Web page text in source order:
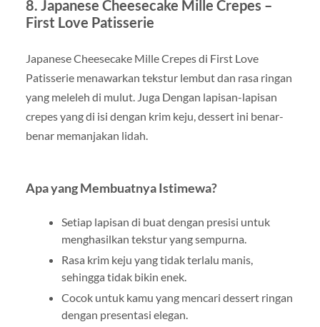
8. Japanese Cheesecake Mille Crepes –
First Love Patisserie
Japanese Cheesecake Mille Crepes di First Love
Patisserie menawarkan tekstur lembut dan rasa ringan
yang meleleh di mulut. Juga Dengan lapisan-lapisan
crepes yang di isi dengan krim keju, dessert ini benar-
benar memanjakan lidah.
Apa yang Membuatnya Istimewa?
Setiap lapisan di buat dengan presisi untuk
menghasilkan tekstur yang sempurna.
Rasa krim keju yang tidak terlalu manis,
sehingga tidak bikin enek.
Cocok untuk kamu yang mencari dessert ringan
dengan presentasi elegan.